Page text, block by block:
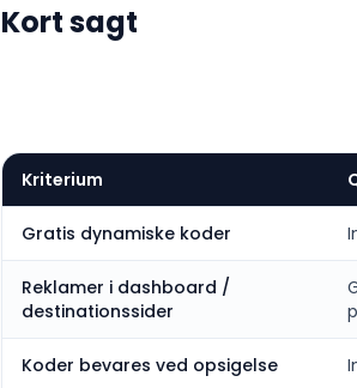
Kort sagt
Kriterium
Gratis dynamiske koder
Reklamer i dashboard /
destinationssider
Koder bevares ved opsigelse